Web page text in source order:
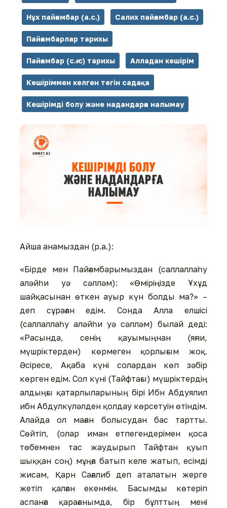
Нұх пайғамбар (а.с.) Салих пайғамбар (а.с.)
Пайғамбарлар тарихы
Пайғамбар (с.ғ.с) тарихы Алладан кешірім
Кешіріммен келген тегін садақа
Кешірімді болу және надандарға налымау
Айша анамыздан (р.а.):
«Бірде мен Пайғамбарымыздан (саллаллаһу
аләйһи уә сәлләм): «Өміріңізде Ұхұд
шайқасынан өткен ауыр күн болды ма?» –
деп сұраған едім. Сонда Алла елшісі
(саллаллаһу аләйһи уә сәлләм) былай деді:
«Расында, сенің қауымыңнан (яғни,
мүшріктерден) көрмеген қорлығым жоқ.
Әсіресе, Ақаба күні солардан көп зәбір
көрген едім. Сол күні (Тайфтағы) мүшріктердің
алдыңғы қатарлыларының бірі Ибн Абдуялил
ибн Абдулкүләлден қолдау көрсетуін өтіндім.
Алайда ол маған болысудан бас тартты.
Сөйтіп, (олар иман етпегендерімен қоса
төбемнен тас жаудырып Тайфтан қуып
шыққан соң) мұңға батып келе жатып, есімді
жисам, Қарн Сағалиб деп аталатын жерге
жетіп қалған екенмін. Басымды көтеріп
аспанға қарағанымда, бір бұлттың мені